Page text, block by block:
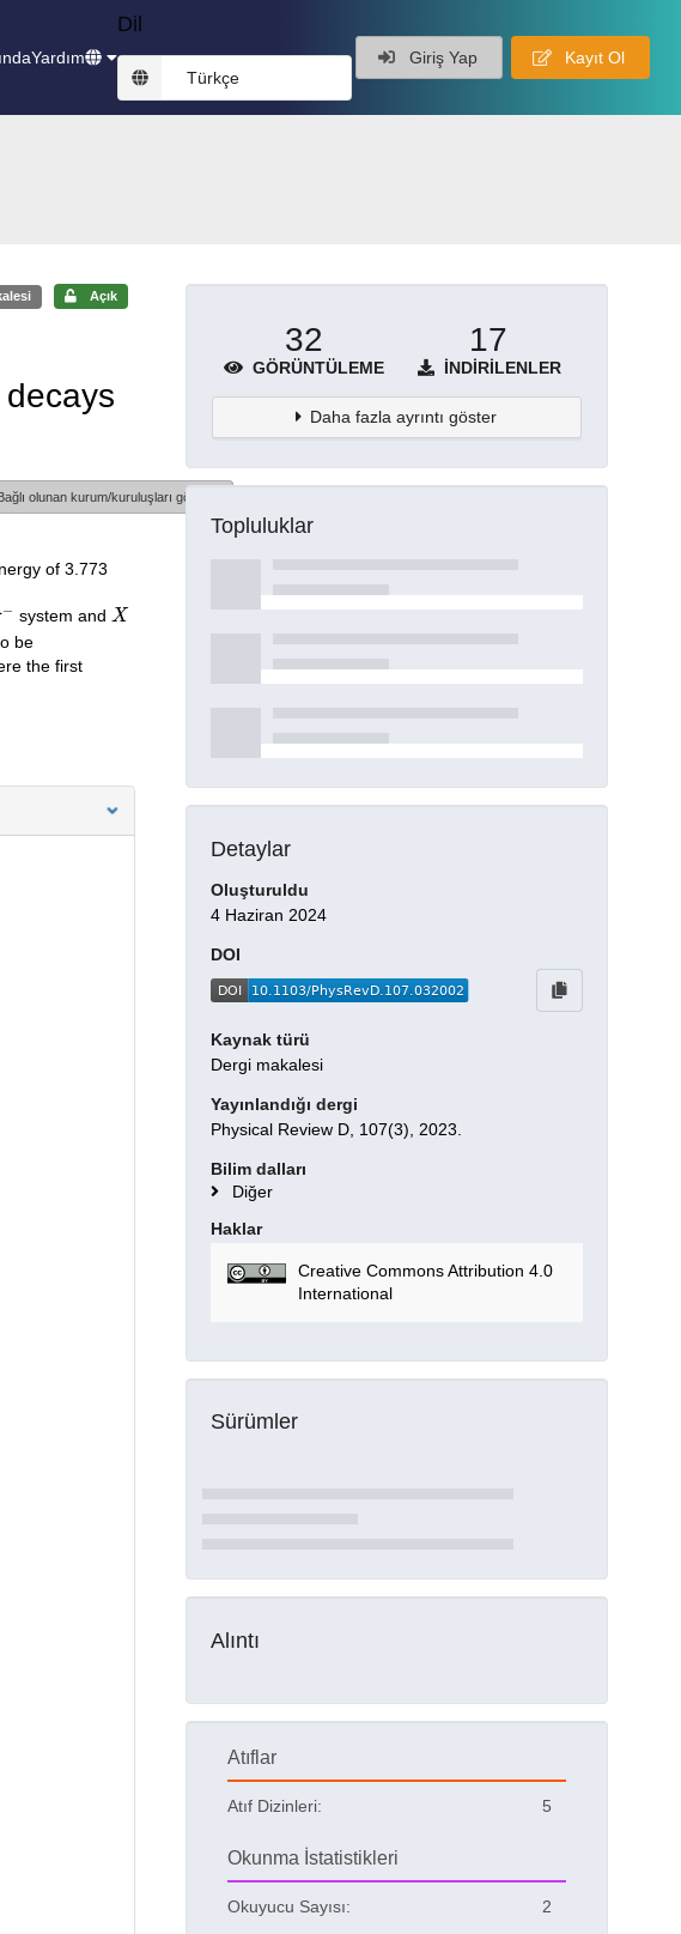
Yardım
Dil
Türkçe
Giriş Yap Kayıt Ol
Açık
olunan kurum/kuruluşları göster
of 3.773
system andX
be
the first
32
GÖRÜNTÜLEME
17
İNDIRILENLER
Daha fazla ayrıntı göster
Topluluklar
Detaylar
Oluşturuldu
4 Haziran 2024
DOI
Kaynak türü
Dergi makalesi
Yayınlandığı dergi
Physical Review D, 107(3), 2023.
Bilim dalları
Diğer
Haklar
Creative Commons Attribution 4.0
International
Sürümler
Alıntı
Atıflar
Atıf Dizinleri: 5
Okunma İstatistikleri
Okuyucu Sayısı: 2